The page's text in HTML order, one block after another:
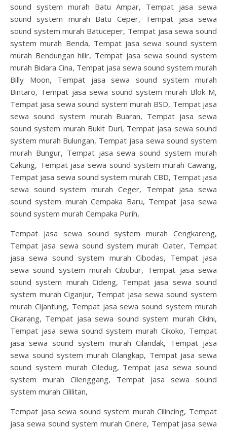
sound system murah Batu Ampar, Tempat jasa sewa
sound system murah Batu Ceper, Tempat jasa sewa
sound system murah Batuceper, Tempat jasa sewa sound
system murah Benda, Tempat jasa sewa sound system
murah Bendungan hilir, Tempat jasa sewa sound system
murah Bidara Cina, Tempat jasa sewa sound system murah
Billy Moon, Tempat jasa sewa sound system murah
Bintaro, Tempat jasa sewa sound system murah Blok M,
Tempat jasa sewa sound system murah BSD, Tempat jasa
sewa sound system murah Buaran, Tempat jasa sewa
sound system murah Bukit Duri, Tempat jasa sewa sound
system murah Bulungan, Tempat jasa sewa sound system
murah Bungur, Tempat jasa sewa sound system murah
Cakung, Tempat jasa sewa sound system murah Cawang,
Tempat jasa sewa sound system murah CBD, Tempat jasa
sewa sound system murah Ceger, Tempat jasa sewa
sound system murah Cempaka Baru, Tempat jasa sewa
sound system murah Cempaka Purih,
Tempat jasa sewa sound system murah Cengkareng,
Tempat jasa sewa sound system murah Ciater, Tempat
jasa sewa sound system murah Cibodas, Tempat jasa
sewa sound system murah Cibubur, Tempat jasa sewa
sound system murah Cideng, Tempat jasa sewa sound
system murah Ciganjur, Tempat jasa sewa sound system
murah Cijantung, Tempat jasa sewa sound system murah
Cikarang, Tempat jasa sewa sound system murah Cikini,
Tempat jasa sewa sound system murah Cikoko, Tempat
jasa sewa sound system murah Cilandak, Tempat jasa
sewa sound system murah Cilangkap, Tempat jasa sewa
sound system murah Ciledug, Tempat jasa sewa sound
system murah Cilenggang, Tempat jasa sewa sound
system murah Cililitan,
Tempat jasa sewa sound system murah Cilincing, Tempat
jasa sewa sound system murah Cinere, Tempat jasa sewa